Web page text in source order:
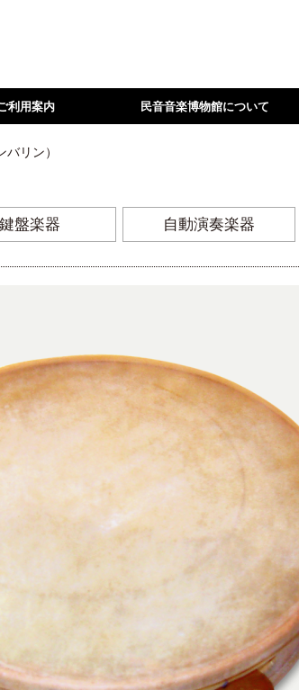
利用案内 民音音楽博物館について
リン）
鍵盤楽器 自動演奏楽器